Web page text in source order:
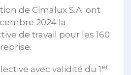
de Cimalux S.A. ont
2024 la
de travail pour les 160
avec validité du 1 er